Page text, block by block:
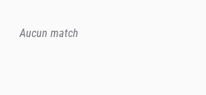
Aucun match